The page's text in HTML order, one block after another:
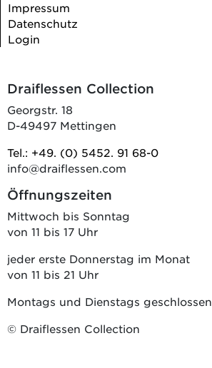
Impressum
Datenschutz
Login
Draiflessen Collection
Georgstr. 18
D-49497 Mettingen
Tel.: +49. (0) 5452. 91 68-0
info@draiflessen.com
Öffnungszeiten
Mittwoch bis Sonntag
von 11 bis 17 Uhr
jeder erste Donnerstag im Monat
von 11 bis 21 Uhr
Montags und Dienstags geschlossen
© Draiflessen Collection